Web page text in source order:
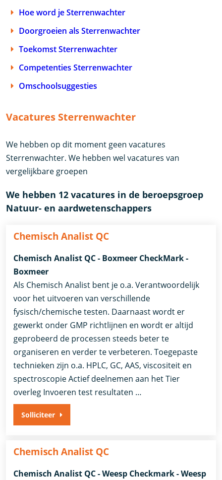
Hoe word je Sterrenwachter
Doorgroeien als Sterrenwachter
Toekomst Sterrenwachter
Competenties Sterrenwachter
Omschoolsuggesties
Vacatures Sterrenwachter
We hebben op dit moment geen vacatures
Sterrenwachter. We hebben wel vacatures van
vergelijkbare groepen
We hebben 12 vacatures in de beroepsgroep
Natuur- en aardwetenschappers
Chemisch Analist QC
Chemisch Analist QC - Boxmeer CheckMark -
Boxmeer
Als Chemisch Analist bent je o.a. Verantwoordelijk
voor het uitvoeren van verschillende
fysisch/chemische testen. Daarnaast wordt er
gewerkt onder GMP richtlijnen en wordt er altijd
geprobeerd de processen steeds beter te
organiseren en verder te verbeteren. Toegepaste
technieken zijn o.a. HPLC, GC, AAS, viscositeit en
spectroscopie Actief deelnemen aan het Tier
overleg Invoeren test resultaten …
Solliciteer
Chemisch Analist QC
Chemisch Analist QC - Weesp Checkmark - Weesp